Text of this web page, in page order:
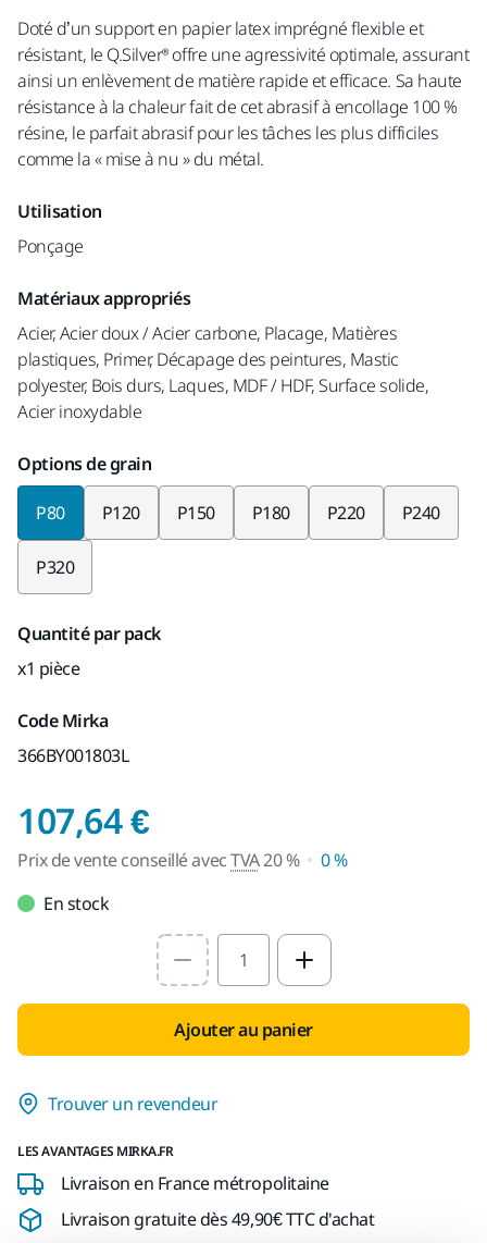
Doté d’un support en papier latex imprégné flexible et
résistant, le Q.Silver® offre une agressivité optimale, assurant
ainsi un enlèvement de matière rapide et efficace. Sa haute
résistance à la chaleur fait de cet abrasif à encollage 100 %
résine, le parfait abrasif pour les tâches les plus difficiles
comme la « mise à nu » du métal.
Utilisation
Ponçage
Matériaux appropriés
Acier, Acier doux / Acier carbone, Placage, Matières
plastiques, Primer, Décapage des peintures, Mastic
polyester, Bois durs, Laques, MDF / HDF, Surface solide,
Acier inoxydable
Options de grain
P80 P120 P150 P180 P220 P240
P320
Quantité par pack
x1 pièce
Code Mirka
366BY001803L
107,64 €Prix de vente
Prix de vente conseillé avecTVA20 %
0 %
En stock
Select quantity value
Ajouter au panier
Trouver un revendeur
LES AVANTAGES MIRKA.FR
Livraison en France métropolitaine
Livraison gratuite dès 49,90€ TTC d'achat